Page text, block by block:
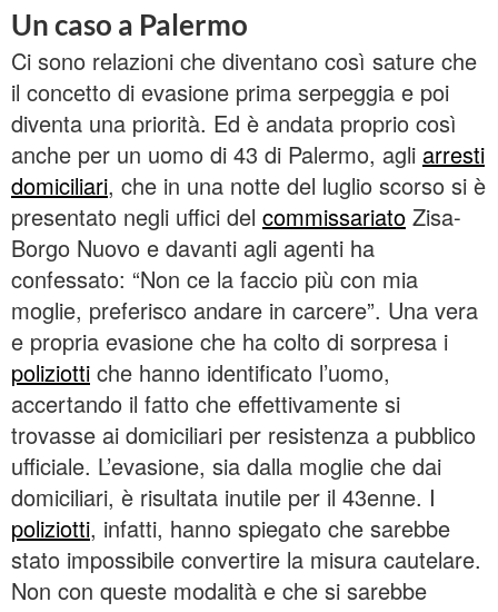
Un caso a Palermo
Ci sono relazioni che diventano così sature che
il concetto di evasione prima serpeggia e poi
diventa una priorità. Ed è andata proprio così
anche per un uomo di 43 di Palermo, agli arresti
domiciliari, che in una notte del luglio scorso si è
presentato negli uffici del commissariato Zisa-
Borgo Nuovo e davanti agli agenti ha
confessato: “Non ce la faccio più con mia
moglie, preferisco andare in carcere”. Una vera
e propria evasione che ha colto di sorpresa i
poliziotti che hanno identificato l’uomo,
accertando il fatto che effettivamente si
trovasse ai domiciliari per resistenza a pubblico
ufficiale. L’evasione, sia dalla moglie che dai
domiciliari, è risultata inutile per il 43enne. I
poliziotti, infatti, hanno spiegato che sarebbe
stato impossibile convertire la misura cautelare.
Non con queste modalità e che si sarebbe